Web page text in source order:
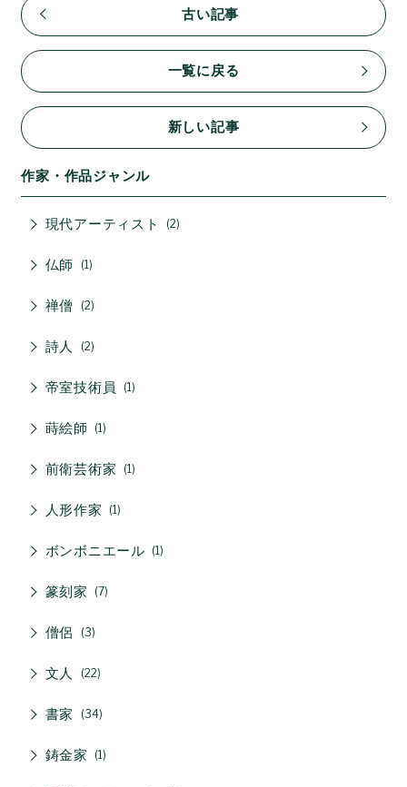
古い記事
一覧に戻る
新しい記事
作家・作品ジャンル
現代アーティスト 2
仏師 1
禅僧 2
詩人 2
帝室技術員 1
蒔絵師 1
前衛芸術家 1
人形作家 1
ボンボニエール 1
篆刻家 7
僧侶 3
文人 22
書家 34
鋳金家 1